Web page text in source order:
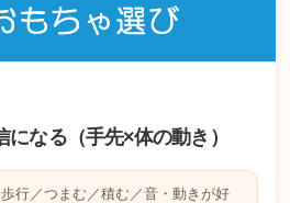
なる（手先×体の動き）
行／つまむ／積む／音・動きが好